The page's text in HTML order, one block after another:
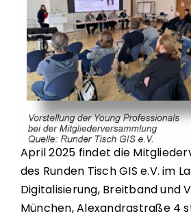
April 2025 findet die
des Runden Tisch GIS e.V. im
Digitalisierung, Breitband und
München, Alexandrastraße 4